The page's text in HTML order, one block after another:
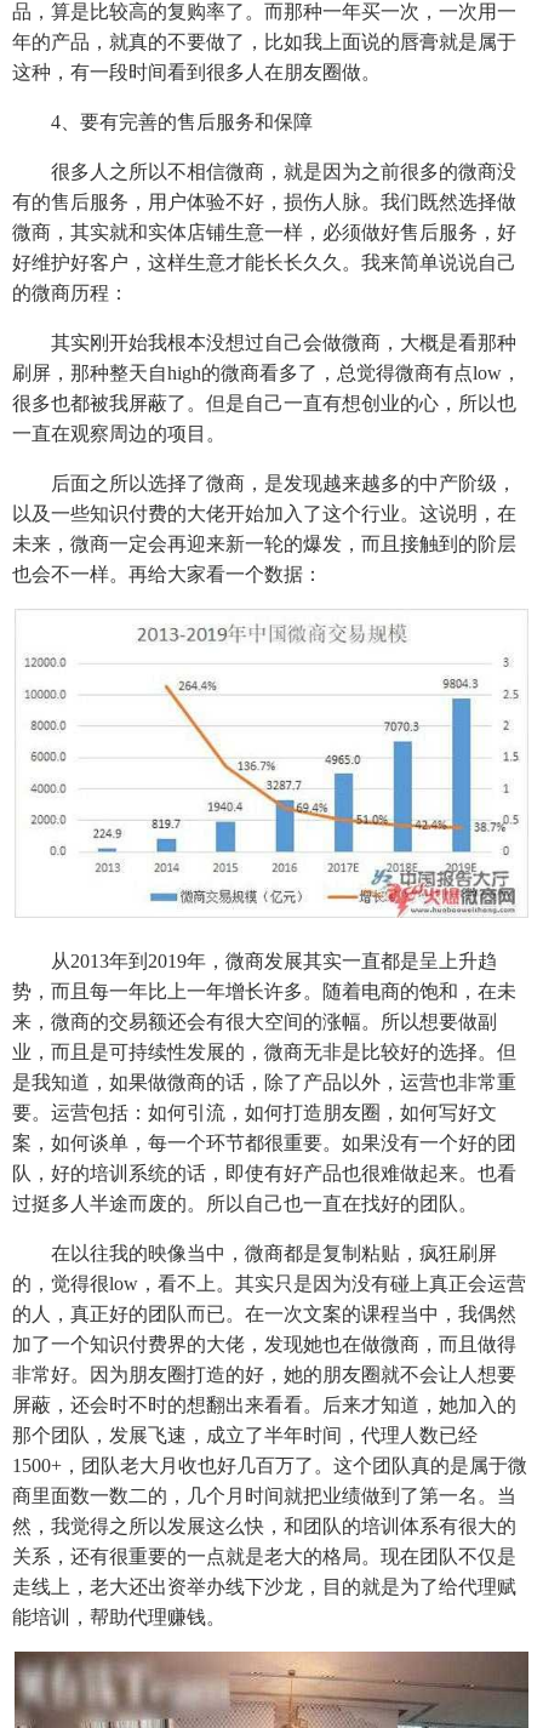
品，算是比较高的复购率了。而那种一年买一次，一次用一
年的产品，就真的不要做了，比如我上面说的唇膏就是属于
这种，有一段时间看到很多人在朋友圈做。
4、要有完善的售后服务和保障
很多人之所以不相信微商，就是因为之前很多的微商没
有的售后服务，用户体验不好，损伤人脉。我们既然选择做
微商，其实就和实体店铺生意一样，必须做好售后服务，好
好维护好客户，这样生意才能长长久久。我来简单说说自己
的微商历程：
其实刚开始我根本没想过自己会做微商，大概是看那种
刷屏，那种整天自high的微商看多了，总觉得微商有点low，
很多也都被我屏蔽了。但是自己一直有想创业的心，所以也
一直在观察周边的项目。
后面之所以选择了微商，是发现越来越多的中产阶级，
以及一些知识付费的大佬开始加入了这个行业。这说明，在
未来，微商一定会再迎来新一轮的爆发，而且接触到的阶层
也会不一样。再给大家看一个数据：
从2013年到2019年，微商发展其实一直都是呈上升趋
势，而且每一年比上一年增长许多。随着电商的饱和，在未
来，微商的交易额还会有很大空间的涨幅。所以想要做副
业，而且是可持续性发展的，微商无非是比较好的选择。但
是我知道，如果做微商的话，除了产品以外，运营也非常重
要。运营包括：如何引流，如何打造朋友圈，如何写好文
案，如何谈单，每一个环节都很重要。如果没有一个好的团
队，好的培训系统的话，即使有好产品也很难做起来。也看
过挺多人半途而废的。所以自己也一直在找好的团队。
在以往我的映像当中，微商都是复制粘贴，疯狂刷屏
的，觉得很low，看不上。其实只是因为没有碰上真正会运营
的人，真正好的团队而已。在一次文案的课程当中，我偶然
加了一个知识付费界的大佬，发现她也在做微商，而且做得
非常好。因为朋友圈打造的好，她的朋友圈就不会让人想要
屏蔽，还会时不时的想翻出来看看。后来才知道，她加入的
那个团队，发展飞速，成立了半年时间，代理人数已经
1500+，团队老大月收也好几百万了。这个团队真的是属于微
商里面数一数二的，几个月时间就把业绩做到了第一名。当
然，我觉得之所以发展这么快，和团队的培训体系有很大的
关系，还有很重要的一点就是老大的格局。现在团队不仅是
走线上，老大还出资举办线下沙龙，目的就是为了给代理赋
能培训，帮助代理赚钱。